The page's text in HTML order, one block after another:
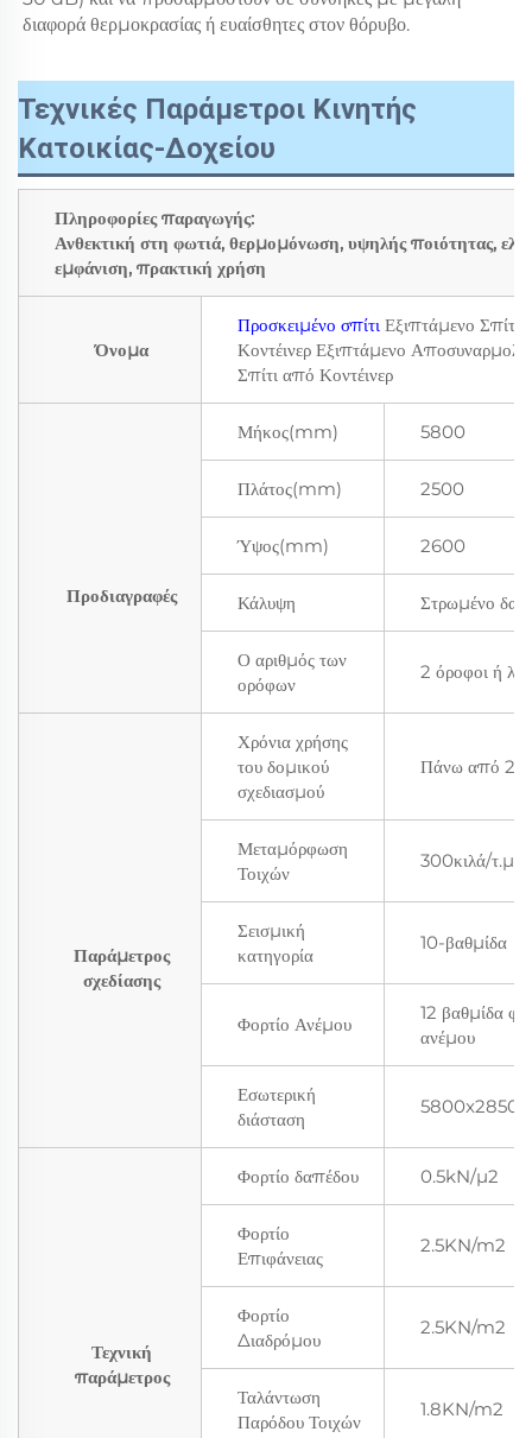
διαφορά θερμοκρασίας ή ευαίσθητες στον θόρυβο.
Τεχνικές Παράμετροι Κινητής
Κατοικίας-Δοχείου
Πληροφορίες παραγωγής:
Ανθεκτική στη φωτιά, θερμομόνωση, υψηλής ποιότητας,
εμφάνιση, πρακτική χρήση
Όνομα
Προσκειμένο σπίτι Εξιπτάμενο Σπίτι
Κοντέινερ Εξιπτάμενο
Σπίτι από Κοντέινερ
Προδιαγραφές
Μήκος(mm) 5800
Πλάτος(mm) 2500
Ύψος(mm) 2600
Κάλυψη Στρωμένο
Ο αριθμός των
ορόφων
2 όροφοι ή
Παράμετρος
σχεδίασης
Χρόνια χρήσης
του δομικού
σχεδιασμού
Πάνω από 25
Μεταμόρφωση
Τοιχών
300κιλά/τ.μ.
Σεισμική
κατηγορία
10-βαθμίδα
Φορτίο Ανέμου
12 βαθμίδα
ανέμου
Εσωτερική
διάσταση
Τεχνική
παράμετρος
Φορτίο δαπέδου 0.5kN/μ2
Φορτίο
Επιφάνειας
2.5KN/m2
Φορτίο
Διαδρόμου
2.5KN/m2
Ταλάντωση
Παρόδου Τοιχών
1.8KN/m2